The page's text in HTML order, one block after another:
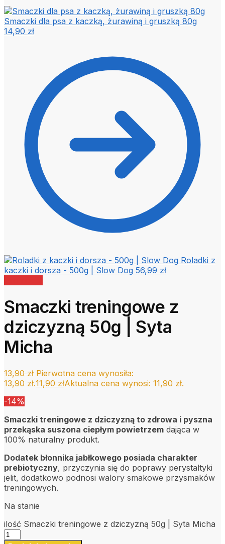
Smaczki dla psa z kaczką, żurawiną i gruszką 80g
14,90 zł
Roladki z
kaczki i dorsza - 500g | Slow Dog 56,99 zł
Smaczki treningowe z
dziczyzną 50g | Syta
Micha
13,90zł Pierwotna cena wynosiła:
13,90 zł.11,90 złAktualna cena wynosi: 11,90 zł.
-14%
Smaczki treningowe z dziczyzną to zdrowa i pyszna
przekąska suszona ciepłym powietrzem dająca w
100% naturalny produkt.
Dodatek błonnika jabłkowego posiada charakter
prebiotyczny, przyczynia się do poprawy perystaltyki
jelit, dodatkowo podnosi walory smakowe przysmaków
treningowych.
Na stanie
ilość Smaczki treningowe z dziczyzną 50g | Syta Micha